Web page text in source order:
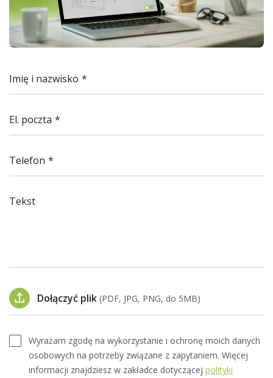
Imię i nazwisko
El. poczta
Telefon
Tekst
Dołączyć plik (PDF, JPG, PNG, do 5MB)
Wyrażam zgodę na wykorzystanie i ochronę moich danych
osobowych na potrzeby związane z zapytaniem. Więcej
informacji znajdziesz w zakładce dotyczącej polityki